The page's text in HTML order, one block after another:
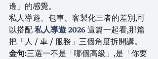
邊」的感覺。
私人導遊、包車、客製化三者的差別,可
以搭配 私人導遊 2026 這篇一起看,那篇
把「人 / 車 / 服務」三個角度拆開講。
金句:三選一不是「哪個高級」,是「你要